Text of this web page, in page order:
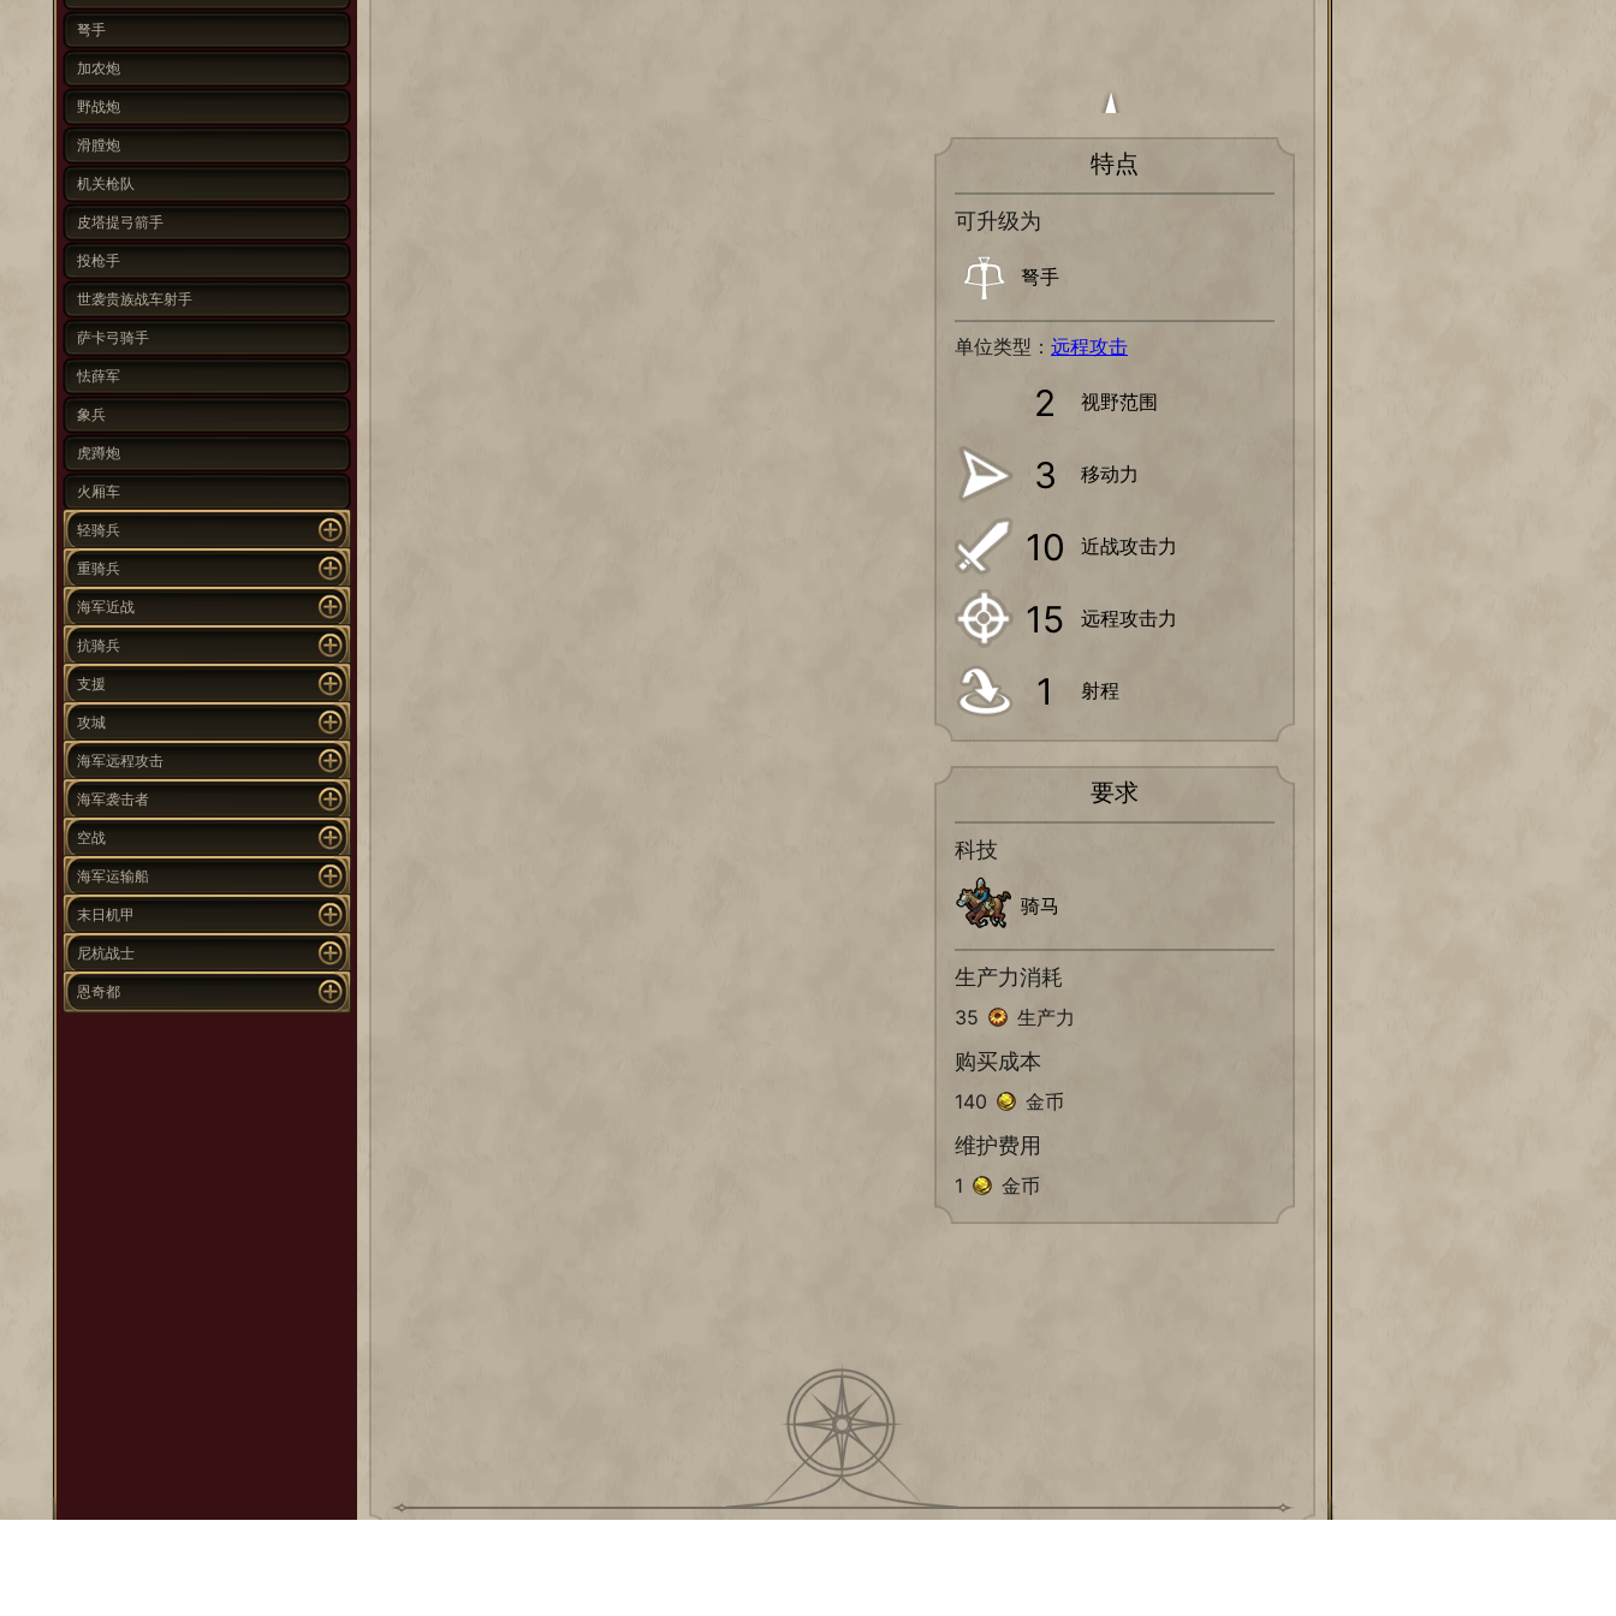
弩手
加农炮
野战炮
滑膛炮
机关枪队
皮塔提弓箭手
投枪手
世袭贵族战车射手
萨卡弓骑手
怯薛军
象兵
虎蹲炮
火厢车
轻骑兵
重骑兵
海军近战
抗骑兵
支援
攻城
海军远程攻击
海军袭击者
空战
海军运输船
末日机甲
尼杭战士
恩奇都
特点
可升级为
弩手
单位类型： 远程攻击
2 视野范围
3 移动力
10 近战攻击力
15 远程攻击力
1 射程
要求
科技
骑马
生产力消耗
35 生产力
购买成本
140 金币
维护费用
1 金币